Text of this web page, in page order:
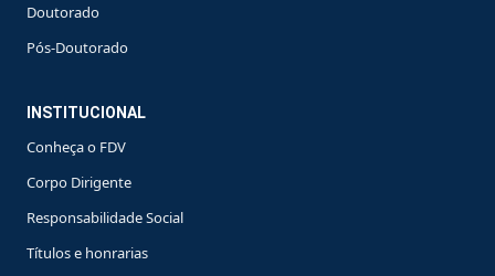
Doutorado
Pós-Doutorado
INSTITUCIONAL
Conheça o FDV
Corpo Dirigente
Responsabilidade Social
Títulos e honrarias